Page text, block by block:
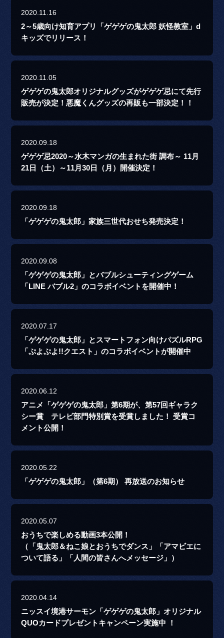
2020.11.16
2～5歳向け知育アプリ「ゲゲゲの鬼太郎 妖怪教室」d
キッズでリリース！
2020.11.05
ゲゲゲの鬼太郎オリジナルグッズがゲゲゲ忌にて先行
販売が決定！悪魔くんグッズの再販も一部決定！！
2020.09.18
ゲゲゲ忌2020～水木マンガの生まれた街 調布～ 11月
21日（土）～11月30日（月）開催決定！
2020.09.18
「ゲゲゲの鬼太郎」家族三世代おせち発売決定！
2020.09.08
「ゲゲゲの鬼太郎」とバブルシューティングゲーム
「LINE バブル2」のコラボイベントを開催中！
2020.07.17
「ゲゲゲの鬼太郎」とスマートフォン向けパズルRPG
「ぷよぷよ!!クエスト」のコラボイベントが開催中
2020.06.12
アニメ「ゲゲゲの鬼太郎」第6期が、第57回ギャラク
シー賞 テレビ部門特別賞を受賞しました！ 受賞コ
メント公開！
2020.05.22
「ゲゲゲの鬼太郎」（第6期） 再放送のお知らせ
2020.05.07
おうちで楽しめる動画3本公開！
（「鬼太郎＆ねこ娘とおうちでダンス」「アマビエに
ついて語る」「人間の皆さんへメッセージ」）
2020.04.14
ニッスイ境港サーモン「ゲゲゲの鬼太郎」オリジナル
QUOカードプレゼントキャンペーン実施中 ！